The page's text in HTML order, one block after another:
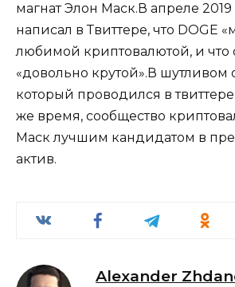
магнат Элон Маск.В апреле
написал в Твиттере, что DOGE
любимой криптовалютой, и что
«довольно крутой».В шутливом
который проводился в
же время, сообщество
Маск лучшим кандидатом в
актив.
Alexander